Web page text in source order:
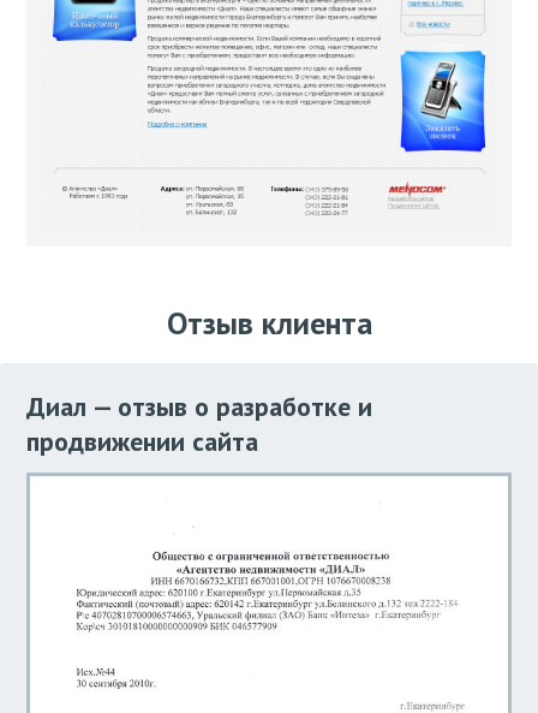
Отзыв клиента
Диал — отзыв о разработке и
продвижении сайта